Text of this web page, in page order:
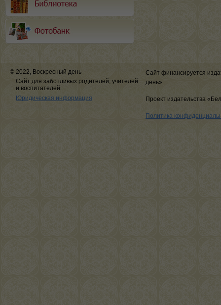
© 2022, Воскресный день
Сайт для заботливых родителей, учителей
и воспитателей.
Юридическая информация
Сайт финансируется
день»
Проект издательства
Политика